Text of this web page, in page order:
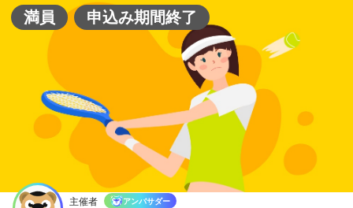
満員 申込み期間終了
主催者 アンバサダー